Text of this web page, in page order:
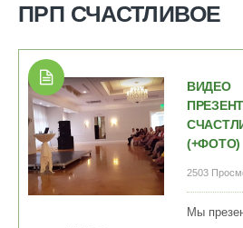
ПРП СЧАСТЛИВОЕ
ВИДЕО
(+ФОТО)
2503
Мы